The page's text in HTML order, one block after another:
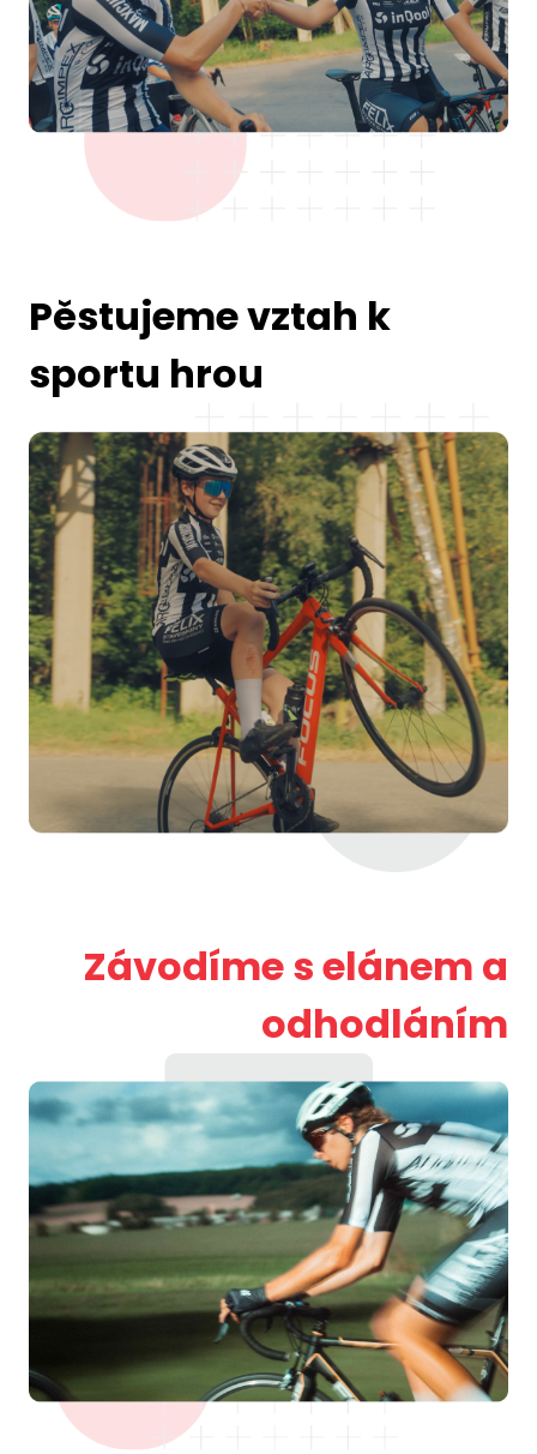
Pěstujeme vztah k
sportu hrou
Závodíme s elánem a
odhodláním